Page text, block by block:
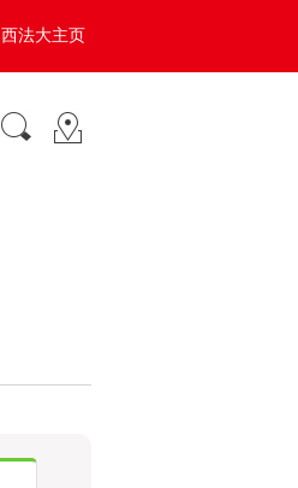
西法大主页